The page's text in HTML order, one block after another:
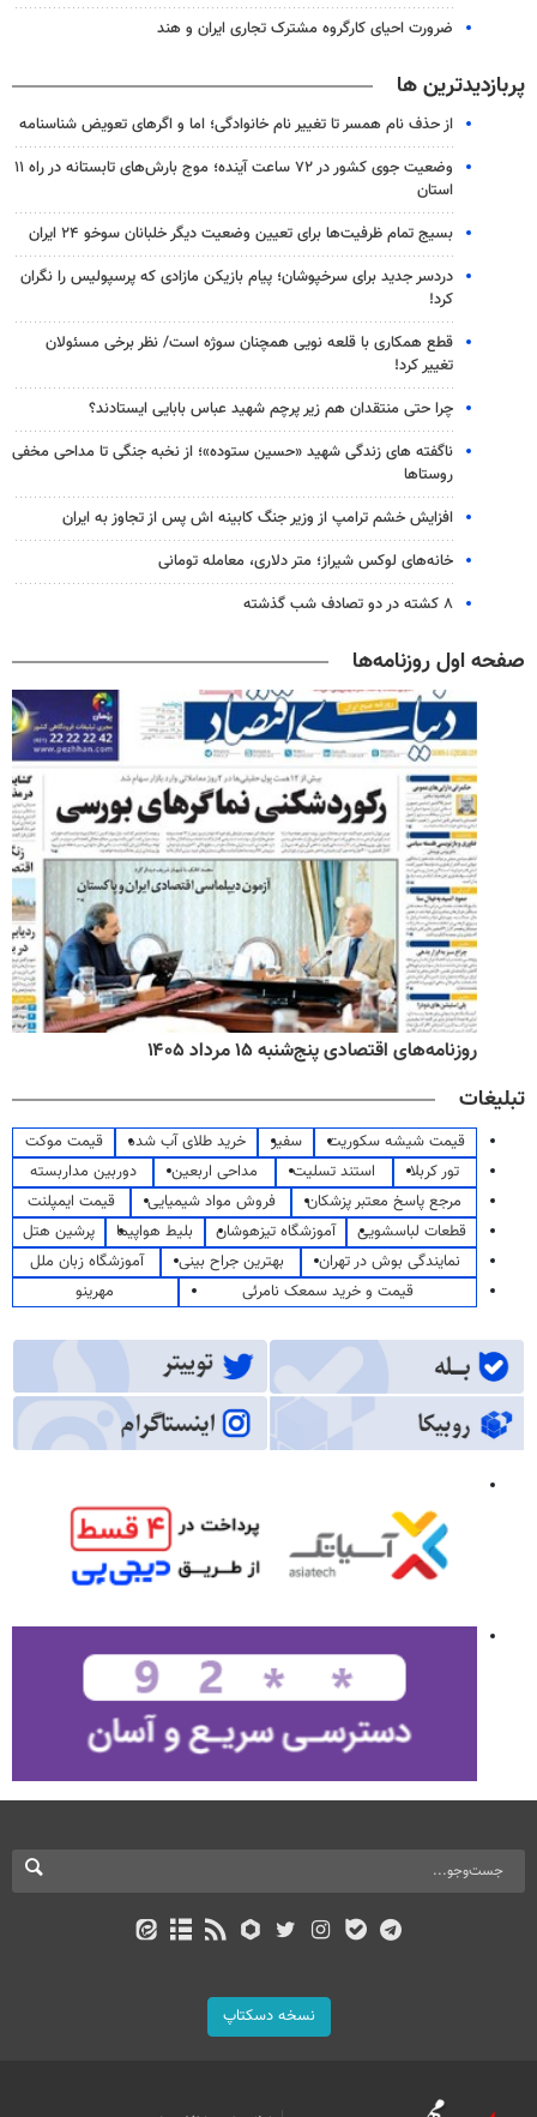
ضرورت احیای کارگروه مشترک تجاری ایران و هند
پربازدیدترین ها
از حذف نام همسر تا تغییر نام خانوادگی؛ اما و اگرهای تعویض شناسنامه
وضعیت جوی کشور در ۷۲ ساعت آینده؛ موج بارش‌های تابستانه در راه ۱۱
استان
بسیج تمام ظرفیت‌ها برای تعیین وضعیت دیگر خلبانان سوخو ۲۴ ایران
دردسر جدید برای سرخپوشان؛ پیام بازیکن مازادی که پرسپولیس را نگران
کرد!
قطع همکاری با قلعه نویی همچنان سوژه است/ نظر برخی مسئولان
تغییر کرد!
چرا حتی منتقدان هم زیر پرچم شهید عباس بابایی ایستادند؟
ناگفته های زندگی شهید «حسین ستوده»؛ از نخبه جنگی تا مداحی مخفی
روستاها
افزایش خشم ترامپ از وزیر جنگ کابینه اش پس از تجاوز به ایران
خانه‌های لوکس شیراز؛ متر دلاری، معامله تومانی
۸ کشته در دو تصادف شب گذشته
صفحه اول روزنامه‌ها
روزنامه‌های اقتصادی پنج‌شنبه ۱۵ مرداد ۱۴۰۵
تبلیغات
قیمت شیشه سکوریت سفیر خرید طلای آب شده
قیمت موکت
تور کربلا
استند تسلیت مداحی اربعین
دوربین مداربسته
مرجع پاسخ معتبر پزشکان
فروش مواد شیمیایی
قیمت ایمپلنت
قطعات لباسشویی
آموزشگاه تیزهوشان بلیط هواپیما
پرشین هتل
نمایندگی بوش در تهران
بهترین جراح بینی
آموزشگاه زبان ملل
قیمت و خرید سمعک نامرئی
مهرینو
نسخه دسکتاپ